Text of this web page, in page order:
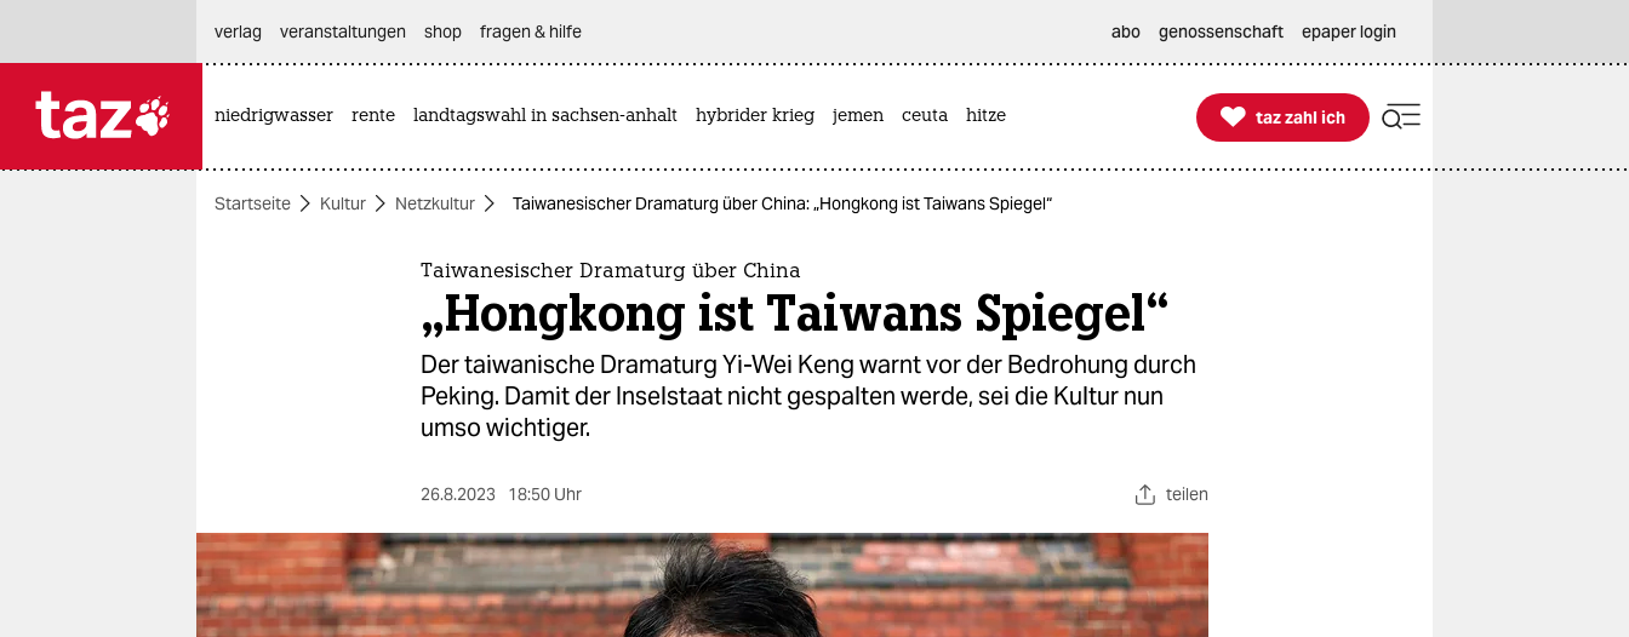
themen
berlin
nord
verlag
veranstaltungen shop fragen & hilfe abo genossenschaft epaper login
niedrigwasser rente landtagswahl in sachsen-anhalt hybrider krieg jemen ceuta hitze 
taz zahl ich
taz zahl ich
Startseite Kultur Netzkultur Taiwanesischer Dramaturg über China: „Hongkong ist Taiwans Spiegel“
Taiwanesischer Dramaturg über China
„Hongkong ist Taiwans Spiegel“
Der taiwanische Dramaturg Yi-Wei Keng warnt vor der Bedrohung durch
Peking. Damit der Inselstaat nicht gespalten werde, sei die Kultur nun
umso wichtiger.
26.8.2023 18:50 Uhr teilen